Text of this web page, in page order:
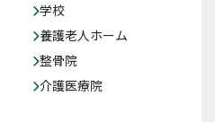
学校
養護老人ホーム
整骨院
介護医療院